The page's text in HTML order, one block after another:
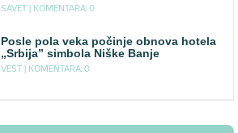
SAVET | KOMENTARA: 0
Posle pola veka počinje obnova hotela
„Srbija” simbola Niške Banje
VEST | KOMENTARA: 0